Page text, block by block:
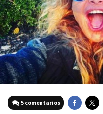
5 comentarios